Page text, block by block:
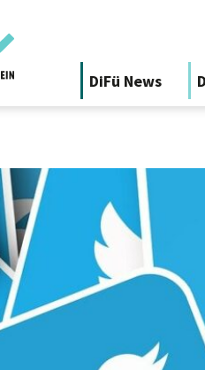
DiFü News